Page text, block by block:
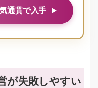
通貫で入手
が失敗しやすい